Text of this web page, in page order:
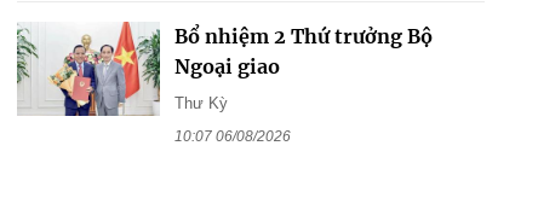
Bổ nhiệm 2 Thứ trưởng Bộ
Ngoại giao
Thư Kỳ
10:07 06/08/2026